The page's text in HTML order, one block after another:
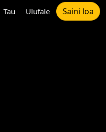
Tau Ulufale Saini loa